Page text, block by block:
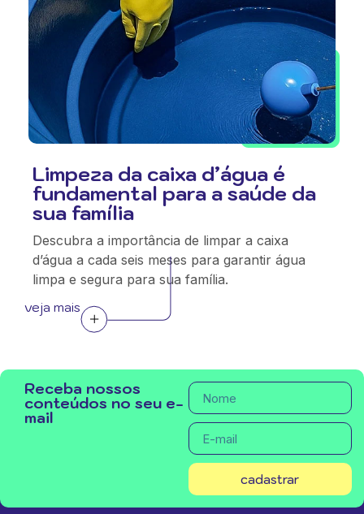
Limpeza da caixa d’água é
fundamental para a saúde da
sua família
Descubra a importância de limpar a caixa
d’água a cada seis meses para garantir água
limpa e segura para sua família.
veja mais
Receba nossos
conteúdos no seu e-
mail
cadastrar